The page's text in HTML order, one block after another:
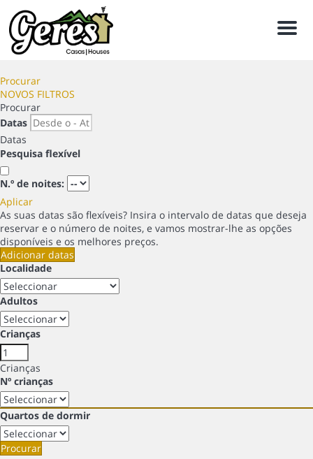
Menú
Procurar
NOVOS FILTROS
Procurar
Datas
Datas
Pesquisa flexível
N.º de noites:
Aplicar
As suas datas são flexíveis? Insira o intervalo de datas que deseja
reservar e o número de noites, e vamos mostrar-lhe as opções
disponíveis e os melhores preços.
Adicionar datas
Localidade
Adultos
Crianças
Crianças
Nº crianças
Quartos de dormir
Procurar